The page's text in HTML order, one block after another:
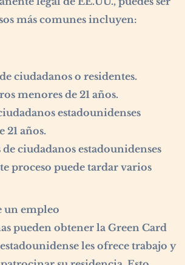
más comunes incluyen:
ciudadanos o residentes.
menores de 21 años.
estadounidenses
21 años.
ciudadanos estadounidenses
proceso puede tardar varios
un empleo
pueden obtener la Green Card
les ofrece trabajo y